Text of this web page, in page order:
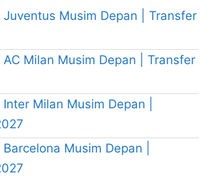
Juventus Musim Depan | Transfer
Milan Musim Depan | Transfer
Milan Musim Depan |
Musim Depan |